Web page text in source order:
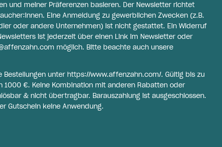
und meiner Präferenzen basieren. Der Newsletter richtet
Eine Anmeldung zu gewerblichen Zwecken (z.B.
oder andere Unternehmen) ist nicht gestattet. Ein Widerruf
ist jederzeit über einen Link im Newsletter oder
möglich. Bitte beachte auch unsere
Bestellungen unter https://www.affenzahn.com/. Gültig bis zu
1000 €. Keine Kombination mit anderen Rabatten oder
& nicht übertragbar. Barauszahlung ist ausgeschlossen.
Gutschein keine Anwendung.